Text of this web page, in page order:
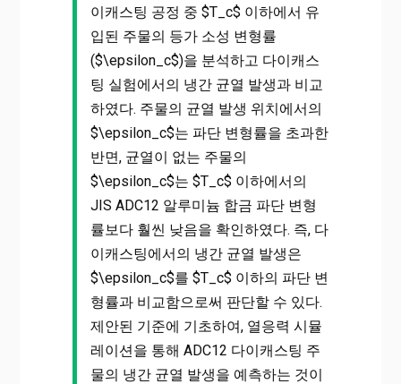
이캐스팅 공정 중 $T_c$ 이하에서 유
입된 주물의 등가 소성 변형률
($\epsilon_c$)을 분석하고 다이캐스
팅 실험에서의 냉간 균열 발생과 비교
하였다. 주물의 균열 발생 위치에서의
$\epsilon_c$는 파단 변형률을 초과한
반면, 균열이 없는 주물의
$\epsilon_c$는 $T_c$ 이하에서의
JIS ADC12 알루미늄 합금 파단 변형
률보다 훨씬 낮음을 확인하였다. 즉, 다
이캐스팅에서의 냉간 균열 발생은
$\epsilon_c$를 $T_c$ 이하의 파단 변
형률과 비교함으로써 판단할 수 있다.
제안된 기준에 기초하여, 열응력 시뮬
레이션을 통해 ADC12 다이캐스팅 주
물의 냉간 균열 발생을 예측하는 것이